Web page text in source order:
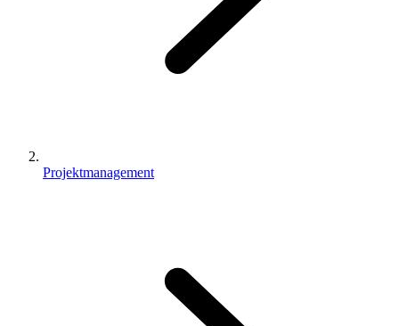
Projektmanagement